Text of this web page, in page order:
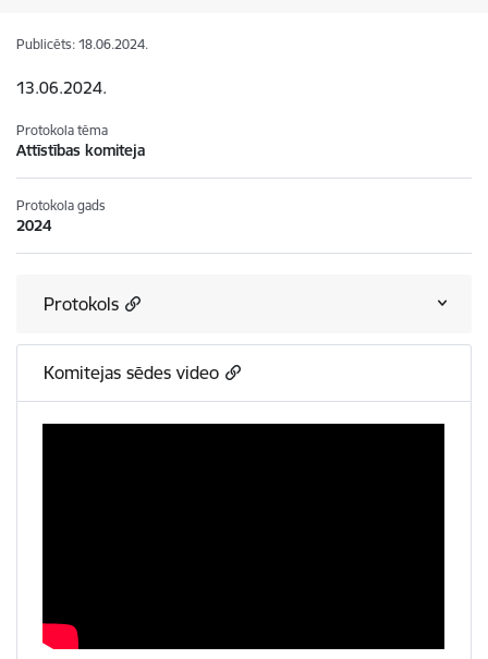
Publicēts: 18.06.2024.
13.06.2024.
Protokola tēma
Attīstības komiteja
Protokola gads
2024
Protokols
Komitejas sēdes video